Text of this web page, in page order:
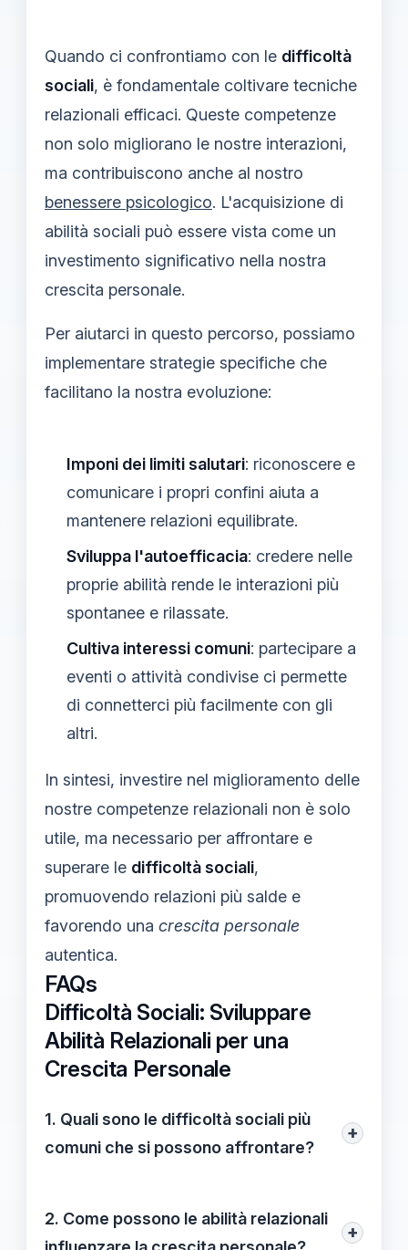
Quando ci confrontiamo con le difficoltà
sociali, è fondamentale coltivare tecniche
relazionali efficaci. Queste competenze
non solo migliorano le nostre interazioni,
ma contribuiscono anche al nostro
benessere psicologico. L'acquisizione di
abilità sociali può essere vista come un
investimento significativo nella nostra
crescita personale.
Per aiutarci in questo percorso, possiamo
implementare strategie specifiche che
facilitano la nostra evoluzione:
Imponi dei limiti salutari: riconoscere e
comunicare i propri confini aiuta a
mantenere relazioni equilibrate.
Sviluppa l'autoefficacia: credere nelle
proprie abilità rende le interazioni più
spontanee e rilassate.
Cultiva interessi comuni: partecipare a
eventi o attività condivise ci permette
di connetterci più facilmente con gli
altri.
In sintesi, investire nel miglioramento delle
nostre competenze relazionali non è solo
utile, ma necessario per affrontare e
superare le difficoltà sociali,
promuovendo relazioni più salde e
favorendo una crescita personale
autentica.
FAQs
Difficoltà Sociali: Sviluppare
Abilità Relazionali per una
Crescita Personale
1. Quali sono le difficoltà sociali più
comuni che si possono affrontare?
+
l'ansia sociale, la paura del giudizio altrui,
l'incapacità di avviare e mantenere
2. Come possono le abilità relazionali
+